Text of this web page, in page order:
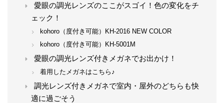
愛眼の調光レンズのここがスゴイ！色の変化をチ
ェック！
kohoro（度付き可能）KH-2016 NEW COLOR
kohoro（度付き可能）KH-5001M
愛眼の調光レンズ付きメガネでお出かけ！
着用したメガネはこちら♪
調光レンズ付きメガネで室内・屋外のどちらも快
適に過ごそう